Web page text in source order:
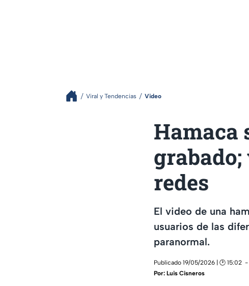
Viral y Tendencias Video
Hamaca
grabado;
redes
El video de una
usuarios de las
paranormal.
Publicado 19/05/2026 | 🕑 15:02
Por: Luis Cisneros